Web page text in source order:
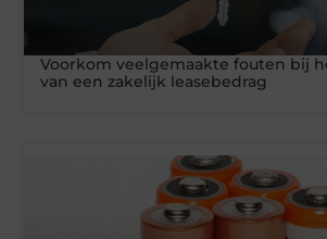
Voorkom veelgemaakte fouten bij
van een zakelijk leasebedrag